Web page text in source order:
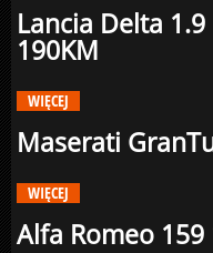
Lancia Delta
190KM
WIĘCEJ
Maserati
WIĘCEJ
Alfa Romeo 159